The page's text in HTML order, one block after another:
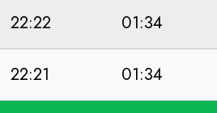
22:22 01:34
22:21 01:34